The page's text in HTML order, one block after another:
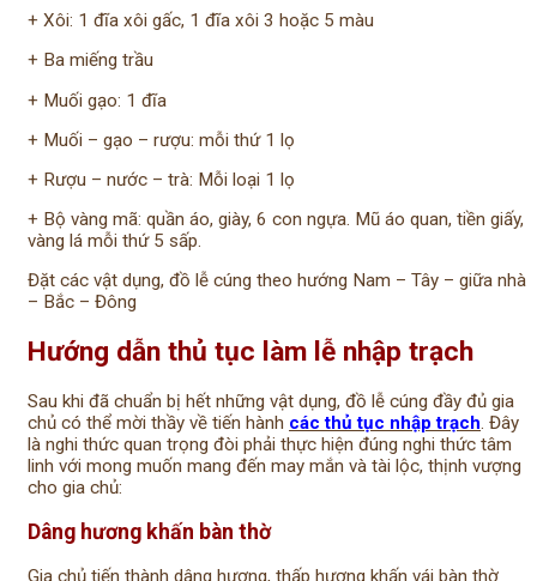
+ Xôi: 1 đĩa xôi gấc, 1 đĩa xôi 3 hoặc 5 màu
+ Ba miếng trầu
+ Muối gạo: 1 đĩa
+ Muối – gạo – rượu: mỗi thứ 1 lọ
+ Rượu – nước – trà: Mỗi loại 1 lọ
+ Bộ vàng mã: quần áo, giày, 6 con ngựa. Mũ áo quan, tiền giấy,
vàng lá mỗi thứ 5 sấp.
Đặt các vật dụng, đồ lễ cúng theo hướng Nam – Tây – giữa nhà
– Bắc – Đông
Hướng dẫn thủ tục làm lễ nhập trạch
Sau khi đã chuẩn bị hết những vật dụng, đồ lễ cúng đầy đủ gia
chủ có thể mời thầy về tiến hành các thủ tục nhập trạch. Đây
là nghi thức quan trọng đòi phải thực hiện đúng nghi thức tâm
linh với mong muốn mang đến may mắn và tài lộc, thịnh vượng
cho gia chủ:
Dâng hương khấn bàn thờ
Gia chủ tiến thành dâng hương, thấp hương khấn vái bàn thờ